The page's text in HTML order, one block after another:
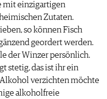
mit einzigartigen
Zutaten.
so können Fisch
geordert werden.
der Winzer persönlich.
stetig, das ist ihr ein
verzichten möchte
alkoholfreie